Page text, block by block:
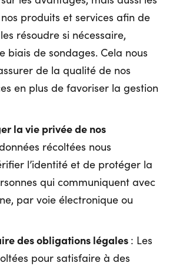
produits et services afin de
résoudre si nécessaire,
biais de sondages. Cela nous
de la qualité de nos
en plus de favoriser la gestion
la vie privée de nos
récoltées nous
l’identité et de protéger la
qui communiquent avec
par voie électronique ou
des obligations légales : Les
pour satisfaire à des